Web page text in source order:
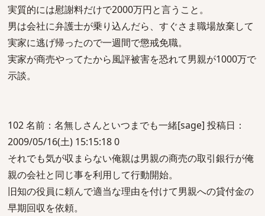
実質的には慰謝料だけで2000万円と言うこと。
男は会社に弁護士が乗り込んだら、すぐさま職場放棄して
実家に逃げ帰ったので一週間で懲戒免職。
実家が商売やってたから風評被害を恐れて男親が1000万で
示談。
102 名前：名無しさんといつまでも一緒[sage] 投稿日：
2009/05/16(土) 15:15:18 0
それでも気が収まらない俺親は男親の商売の取引銀行が俺
親の会社と同じ事を利用して行動開始。
旧知の役員に頼んで適当な理由を付けて男親への貸付金の
早期回収を依頼。